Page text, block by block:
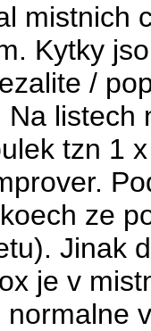
mistnich
Kytky
/
listech
tzn 1
ze
Jinak
je v